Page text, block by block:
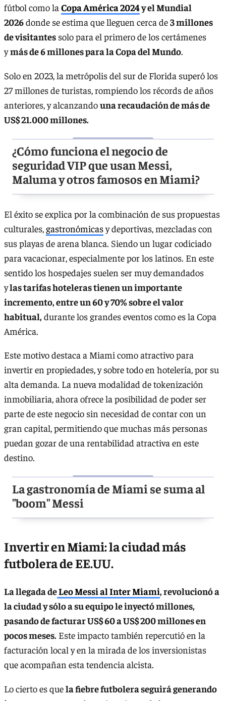
fútbol como la Copa América 2024y el Mundial
2026donde se estima que lleguen cerca de3 millones
de visitantes solo para el primero de los certámenes
ymás de 6 millones para la Copa del Mundo.
Solo en 2023, la metrópolis del sur de Florida superó los
27 millones de turistas, rompiendo los récords de años
anteriores, y alcanzandouna recaudación de más de
US$ 21.000 millones.
¿Cómo funciona el negocio de
seguridad VIP que usan Messi,
Maluma y otros famosos en Miami?
El éxito se explica por la combinación de sus propuestas
culturales,gastronómicasy deportivas, mezcladas con
sus playas de arena blanca. Siendo un lugar codiciado
para vacacionar, especialmente por los latinos. En este
sentido los hospedajes suelen ser muy demandados
ylas tarifas hoteleras tienen un importante
incremento, entre un 60 y 70% sobre el valor
habitual,durante los grandes eventos como es la Copa
América.
Este motivo destaca a Miami como atractivo para
invertir en propiedades, y sobre todo en hotelería, por su
alta demanda. La nueva modalidad de tokenización
inmobiliaria, ahora ofrece la posibilidad de poder ser
parte de este negocio sin necesidad de contar con un
gran capital, permitiendo que muchas más personas
puedan gozar de una rentabilidad atractiva en este
destino.
La gastronomía de Miami se suma al
"boom" Messi
Invertir en Miami: la ciudad más
futbolera de EE.UU.
La llegada deLeo Messi al Inter Miami, revolucionó a
la ciudad y sólo a su equipo le inyectó millones,
pasando de facturar US$ 60 a US$ 200 millones en
pocos meses. Este impacto también repercutió en la
facturación local y en la mirada de los inversionistas
que acompañan esta tendencia alcista.
Lo cierto es quela fiebre futbolera seguirá generando